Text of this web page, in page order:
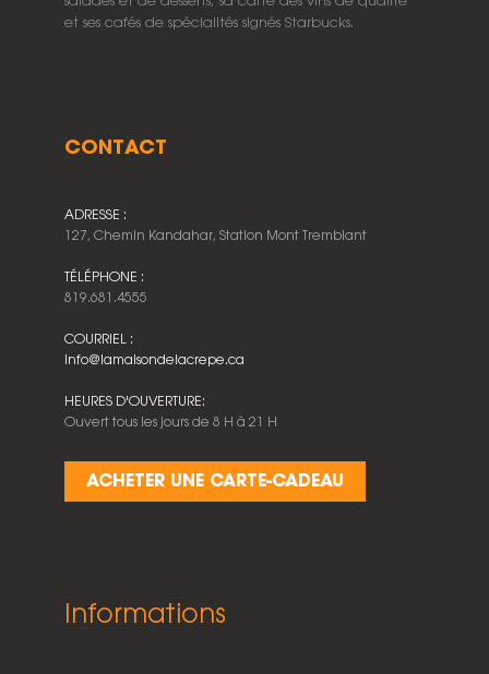
et ses cafés de spécialités signés Starbucks.
CONTACT
ADRESSE :
127, Chemin Kandahar, Station Mont Tremblant
TÉLÉPHONE :
819.681.4555
COURRIEL :
info@lamaisondelacrepe.ca
HEURES D'OUVERTURE:
Ouvert tous les jours de 8 H à 21 H
ACHETER UNE CARTE-CADEAU
Informations